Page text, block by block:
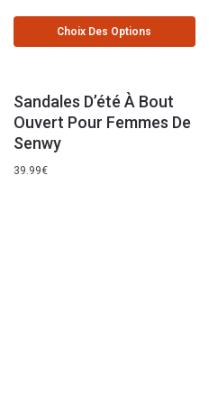
Choix Des Options
Sandales D’été À Bout
Ouvert Pour Femmes De
Senwy
39.99€